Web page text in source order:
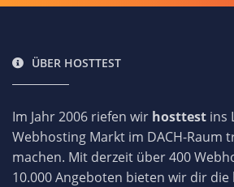
ÜBER HOSTTEST
Im Jahr 2006 riefen wir hosttest ins
Webhosting Markt im DACH-Raum
machen. Mit derzeit über 400
10.000 Angeboten bieten wir dir die